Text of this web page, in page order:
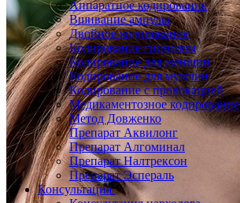
Аппаратное кодирование
Вшивание ампулы
Двойное кодирование
Кодирование гипнозом
Кодирование для женщин
Кодирование для мужчин
Кодирование с провокацией
Медикаментозное кодирование
Метод Довженко
Препарат Аквилонг
Препарат Алгоминал
Препарат Налтрексон
Препарат Эспераль
Консультация